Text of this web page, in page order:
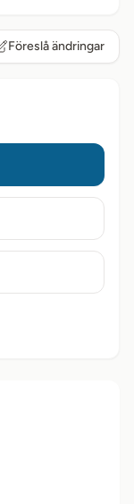
Föreslå ändringar